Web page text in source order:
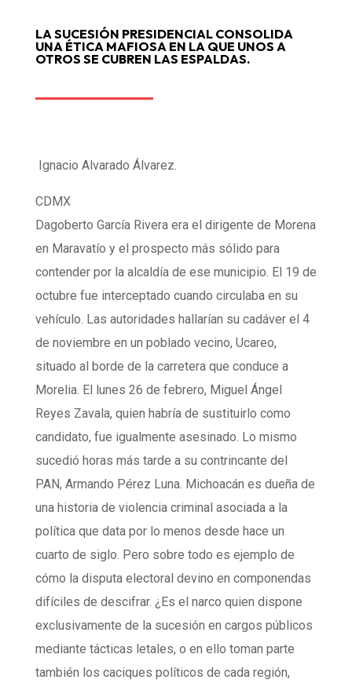
LA SUCESIÓN PRESIDENCIAL CONSOLIDA
UNA ÉTICA MAFIOSA EN LA QUE UNOS A
OTROS SE CUBREN LAS ESPALDAS.
Ignacio Alvarado Álvarez.
CDMX
Dagoberto García Rivera era el dirigente de Morena
en Maravatío y el prospecto más sólido para
contender por la alcaldía de ese municipio. El 19 de
octubre fue interceptado cuando circulaba en su
vehículo. Las autoridades hallarían su cadáver el 4
de noviembre en un poblado vecino, Ucareo,
situado al borde de la carretera que conduce a
Morelia. El lunes 26 de febrero, Miguel Ángel
Reyes Zavala, quien habría de sustituirlo como
candidato, fue igualmente asesinado. Lo mismo
sucedió horas más tarde a su contrincante del
PAN, Armando Pérez Luna. Michoacán es dueña de
una historia de violencia criminal asociada a la
política que data por lo menos desde hace un
cuarto de siglo. Pero sobre todo es ejemplo de
cómo la disputa electoral devino en componendas
difíciles de descifrar. ¿Es el narco quien dispone
exclusivamente de la sucesión en cargos públicos
mediante tácticas letales, o en ello toman parte
también los caciques políticos de cada región,